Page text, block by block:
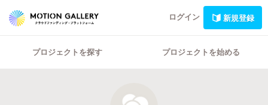
ログイン 新規登録
プロジェクトを探す プロジェクトを始める